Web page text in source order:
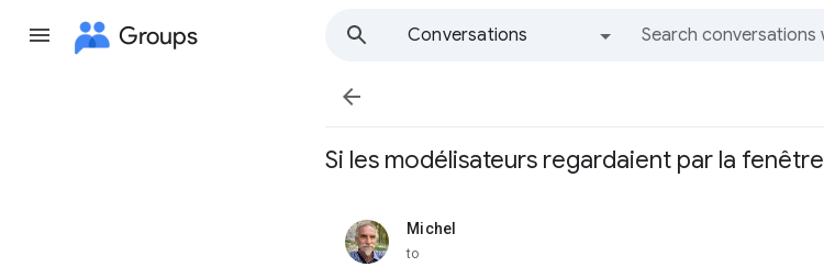
Groups
Conversations

Si les modélisateurs regardaient par la fenêtre
Michel
unread,
to